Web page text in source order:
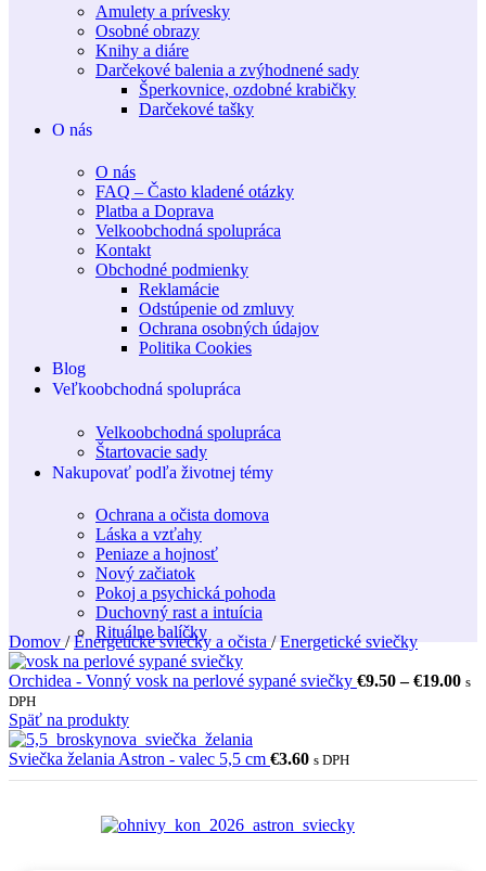
Amulety a prívesky
Osobné obrazy
Knihy a diáre
Darčekové balenia a zvýhodnené sady
Šperkovnice, ozdobné krabičky
Darčekové tašky
O nás
O nás
FAQ – Často kladené otázky
Platba a Doprava
Velkoobchodná spolupráca
Kontakt
Obchodné podmienky
Reklamácie
Odstúpenie od zmluvy
Ochrana osobných údajov
Politika Cookies
Blog
Veľkoobchodná spolupráca
Velkoobchodná spolupráca
Štartovacie sady
Nakupovať podľa životnej témy
Ochrana a očista domova
Láska a vzťahy
Peniaze a hojnosť
Nový začiatok
Pokoj a psychická pohoda
Duchovný rast a intuícia
Rituálne balíčky
Domov / Energetické sviečky a očista / Energetické sviečky
Orchidea - Vonný vosk na perlové sypané sviečky €9.50 – €19.00 s
DPH
Späť na produkty
Sviečka želania Astron - valec 5,5 cm €3.60 s DPH